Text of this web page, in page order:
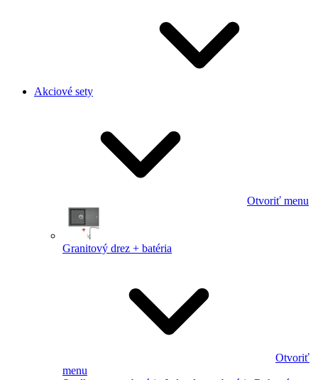
Akciové sety
Otvoriť menu
Granitový drez + batéria
Otvoriť
menu